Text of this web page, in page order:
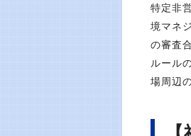
特定非
境マネ
の審査
ルール
場周辺